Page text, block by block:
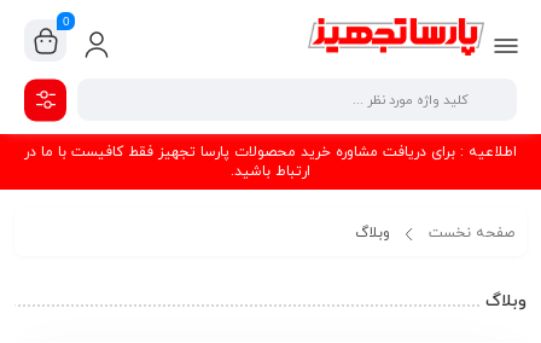
0
اطلاعیه : برای دریافت مشاوره خرید محصولات پارسا تجهیز فقط کافیست با ما در
ارتباط باشید.
صفحه نخست وبلاگ
وبلاگ